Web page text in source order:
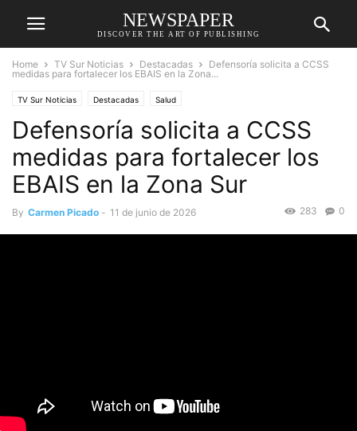
NEWSPAPER
DISCOVER THE ART OF PUBLISHING
Home TV Sur Noticias Destacadas
Defensoría solicita a CCSS
medidas para fortalecer los EBAIS en la Zona...
TV Sur Noticias Destacadas Salud
Defensoría solicita a CCSS
medidas para fortalecer los
EBAIS en la Zona Sur
By Carmen Picado - 11 de junio de 2026 0
283